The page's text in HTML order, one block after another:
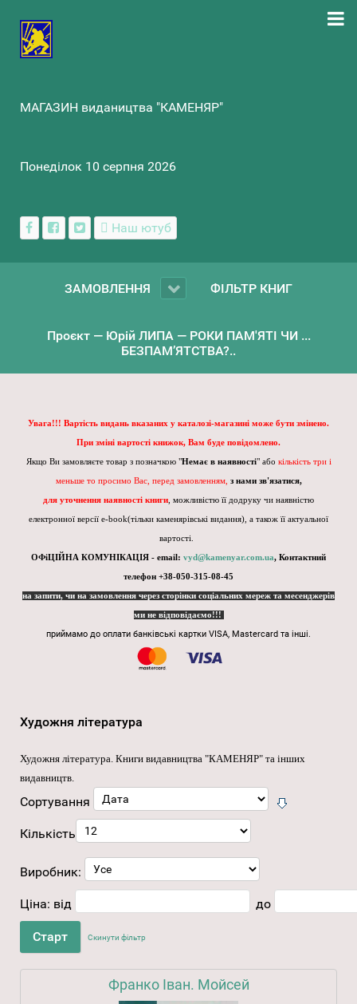
МАГАЗИН видаництва "КАМЕНЯР"
Понеділок 10 серпня 2026
Наш ютуб
ЗАМОВЛЕННЯ ФІЛЬТР КНИГ
Проєкт — Юрій ЛИПА — РОКИ ПАМ'ЯТІ ЧИ ...
БЕЗПАМ’ЯТСТВА?..
Увага!!! Вартість видань вказаних у каталозі-магазині може бути змінено.
При зміні вартості книжок, Вам буде повідомлено.
Якщо Ви замовляєте товар з позначкою "Немає в наявності" або кількість три і
меньше то просимо Вас, перед замовленням, з нами зв'язатися,
для уточнення наявності книги , можливістю її додруку чи наявністю
електронної версії e-book(тільки каменярівські видання), а також її актуальної
вартості.
ОФіЦІЙНА КОМУНІКАЦІЯ - email: vyd@kamenyar.com.ua, Контактний
телефон +38-050-315-08-45
на запити, чи на замовлення через сторінки соціальних мереж та месенджерів
ми не відповідаємо!!!
приймамо до оплати банківські картки VISA, Mastercard та інші.
Художня література
Художня література. Книги видавництва "КАМЕНЯР" та інших
видавництв.
Сортування
Кількість
Виробник:
Ціна: від до
Скинути фільтр
Франко Іван. Мойсей